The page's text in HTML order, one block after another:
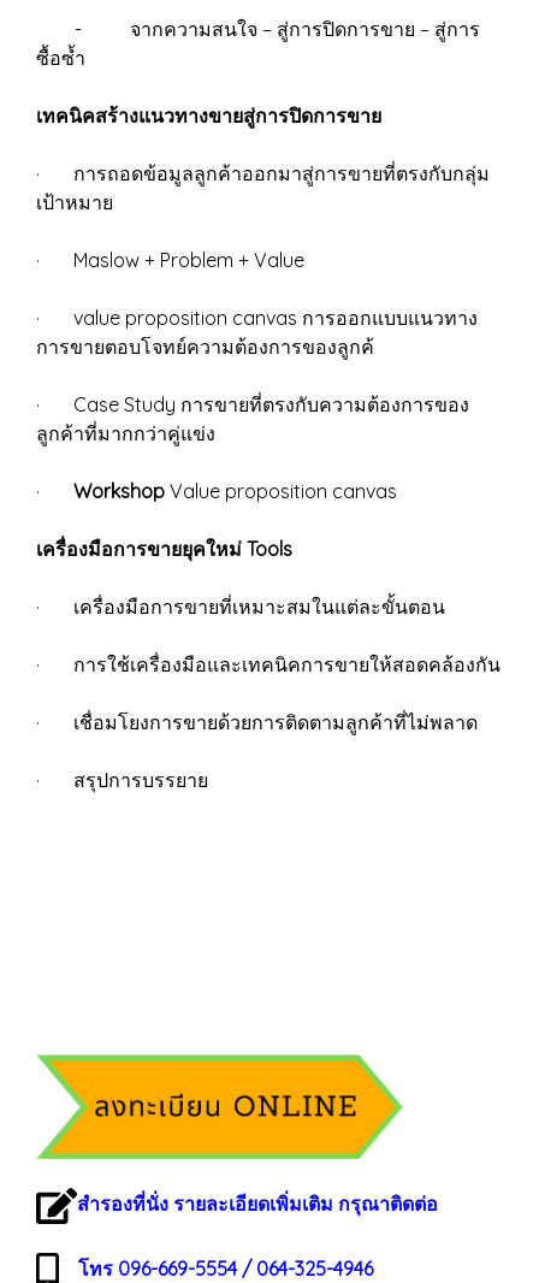
- จากความสนใจ – สู่การปิดการขาย – สู่การ
ซื้อซ้ำ
เทคนิคสร้างแนวทางขายสู่การปิดการขาย
· การถอดข้อมูลลูกค้าออกมาสู่การขายที่ตรงกับกลุ่ม
เป้าหมาย
· Maslow + Problem + Value
· value proposition canvas การออกแบบแนวทาง
การขายตอบโจทย์ความต้องการของลูกค้
· Case Study การขายที่ตรงกับความต้องการของ
ลูกค้าที่มากกว่าคู่แข่ง
· Workshop Value proposition canvas
เครื่องมือการขายยุคใหม่ Tools
· เครื่องมือการขายที่เหมาะสมในแต่ละขั้นตอน
· การใช้เครื่องมือและเทคนิคการขายให้สอดคล้องกัน
· เชื่อมโยงการขายด้วยการติดตามลูกค้าที่ไม่พลาด
· สรุปการบรรยาย
สำรองที่นั่ง รายละเอียดเพิ่มเติม กรุณาติดต่อ
โทร 096-669-5554 / 064-325-4946